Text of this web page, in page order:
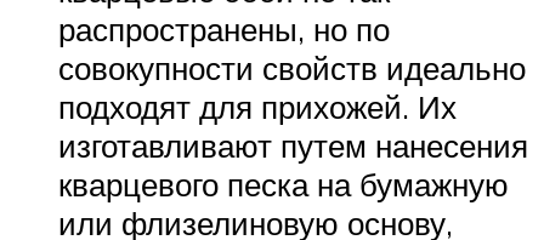
распространены, но по
совокупности свойств идеально
подходят для прихожей. Их
изготавливают путем нанесения
кварцевого песка на бумажную
или флизелиновую основу,